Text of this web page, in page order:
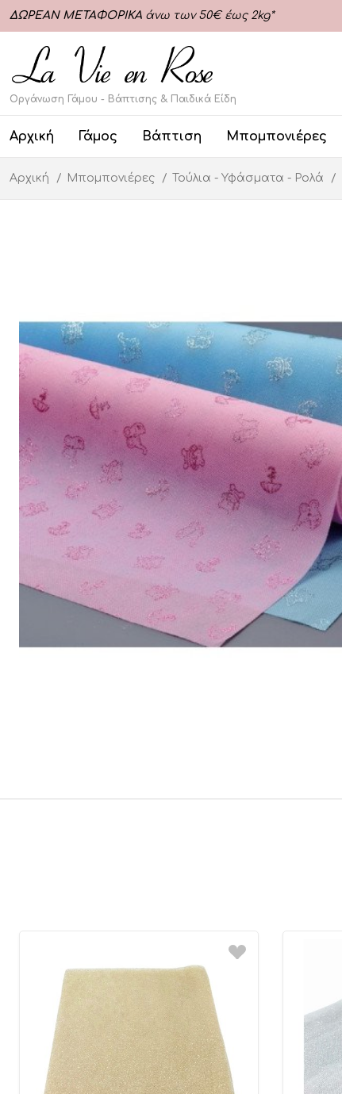
ΔΩΡΕΑΝ ΜΕΤΑΦΟΡΙΚΑ άνω των 50€ έως 2kg*
Οργάνωση Γάμου - Βάπτισης & Παιδικά Είδη
Αρχική Γάμος Βάπτιση Μπομπονιέρες
Αρχική Μπομπονιέρες Τούλια - Υφάσματα - Ρολά